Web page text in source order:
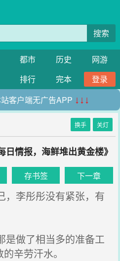
搜索
都市 历史
网游
排行 完本
登录
客户端无广告APP ↓↓↓
换手 关灯
情报，海鲜堆出黄金楼》
存书签 下一章
李彤彤没有紧张，有
做了相当多的准备工
辛劳汗水。